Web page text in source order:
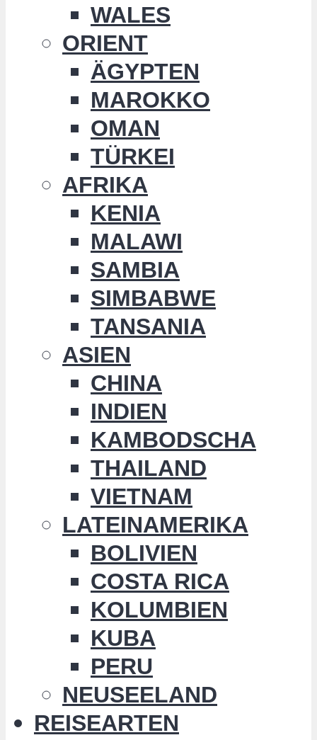
WALES
ORIENT
ÄGYPTEN
MAROKKO
OMAN
TÜRKEI
AFRIKA
KENIA
MALAWI
SAMBIA
SIMBABWE
TANSANIA
ASIEN
CHINA
INDIEN
KAMBODSCHA
THAILAND
VIETNAM
LATEINAMERIKA
BOLIVIEN
COSTA RICA
KOLUMBIEN
KUBA
PERU
NEUSEELAND
REISEARTEN